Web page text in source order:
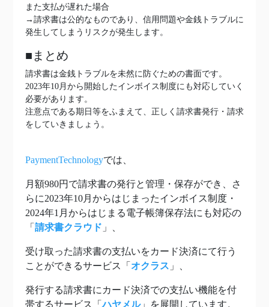
また支払が遅れた場合
→請求書は公的なものであり、信用問題や金銭トラブルに
発生してしまうリスクが発生します。
■まとめ
請求書は金銭トラブルを未然に防ぐための書面です。
2023年10月から開始したインボイス制度にも対応していく
必要があります。
注意点である期日等をふまえて、正しく請求書発行・請求
をしていきましょう。
PaymentTechnologyでは、
月額980円で請求書の発行と管理・保存ができ、さ
らに2023年10月からはじまったインボイス制度・
2024年1月からはじまる電子帳簿保存法にも対応の
「 請求書クラウド 」、
受け取った請求書の支払いをカード決済にて行う
ことができるサービス「 オクラス 」、
発行する請求書にカード決済での支払い機能を付
帯するサービス「ハヤメル」を展開しています。